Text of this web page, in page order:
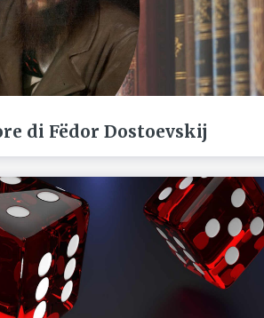
di Fëdor Dostoevskij